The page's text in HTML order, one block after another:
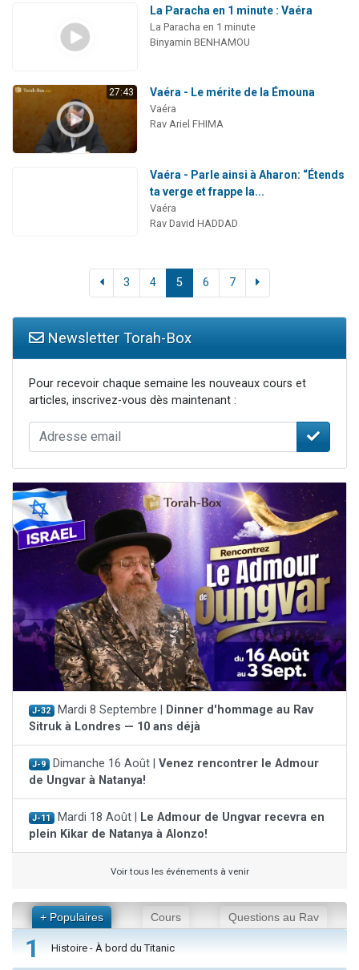
La Paracha en 1 minute : Vaéra
La Paracha en 1 minute
Binyamin BENHAMOU
27:43 Vaéra - Le mérite de la Émouna
Vaéra
Rav Ariel FHIMA
Vaéra - Parle ainsi à Aharon: “Étends
ta verge et frappe la...
Vaéra
Rav David HADDAD
3 4 5 6 7
Newsletter Torah-Box
Pour recevoir chaque semaine les nouveaux cours et
articles, inscrivez-vous dès maintenant :
J-32 Mardi 8 Septembre |
Dinner d'hommage au Rav
Sitruk à Londres — 10 ans déjà
J-9 Dimanche 16 Août | Venez rencontrer le Admour
de Ungvar à Natanya!
J-11 Mardi 18 Août |
Le Admour de Ungvar recevra en
plein Kikar de Natanya à Alonzo!
Voir tous les événements à venir
+ Populaires Cours Questions au Rav
1 Histoire - À bord du Titanic